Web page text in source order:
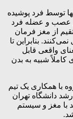
توسط فرد پوشیده
عصب و عضله فرد
از مغز فرمان
بنابراین تا
واقعی قابل
کاملاً شبیه به بدن
با همکاری یک تیم
دانشگاه تهران
با مغز و سیستم